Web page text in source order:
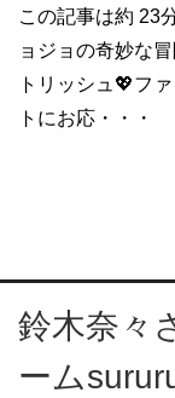
この記事は約 23
ョジョの奇妙な
トリッシュ💖フ
トにお応・・・
鈴木奈々
ーム